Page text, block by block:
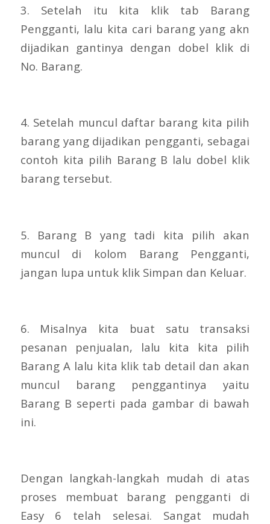
3. Setelah itu kita klik tab Barang
Pengganti, lalu kita cari barang yang akn
dijadikan gantinya dengan dobel klik di
No. Barang.
4. Setelah muncul daftar barang kita pilih
barang yang dijadikan pengganti, sebagai
contoh kita pilih Barang B lalu dobel klik
barang tersebut.
5. Barang B yang tadi kita pilih akan
muncul di kolom Barang Pengganti,
jangan lupa untuk klik Simpan dan Keluar.
6. Misalnya kita buat satu transaksi
pesanan penjualan, lalu kita kita pilih
Barang A lalu kita klik tab detail dan akan
muncul barang penggantinya yaitu
Barang B seperti pada gambar di bawah
ini.
Dengan langkah-langkah mudah di atas
proses membuat barang pengganti di
Easy 6 telah selesai. Sangat mudah